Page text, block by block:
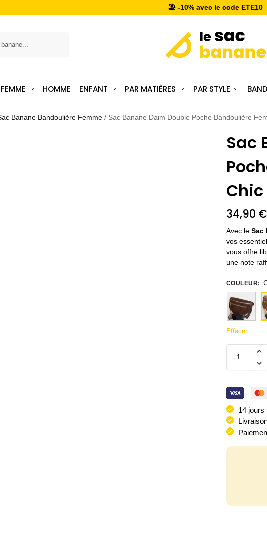
🏖️ -10% avec le code ETE10
FEMME HOMME ENFANT PAR MATIÈRES PAR STYLE
Banane Bandoulière Femme / Sac Banane Daim Double Poche Bandoulière
Sac
Chic
34,90 €
Avec le Sac
vos
vous offre
une note
COULEUR:
Effacer
14 jours